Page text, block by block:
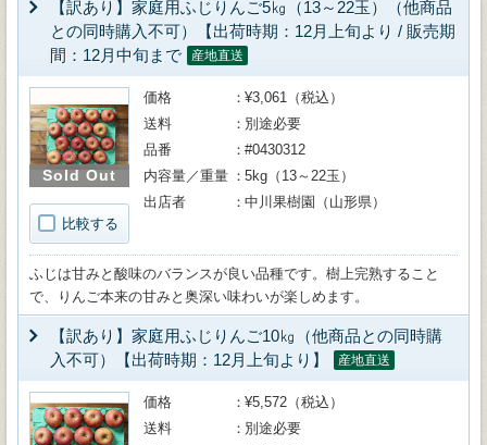
【訳あり】家庭用ふじりんご5㎏（13～22玉）（他商品
との同時購入不可）【出荷時期：12月上旬より / 販売期
間：12月中旬まで
産地直送
Sold Out
比較する
価格
¥3,061（税込）
送料
別途必要
品番
#0430312
内容量／重量
5kg（13～22玉）
出店者
中川果樹園（山形県）
ふじは甘みと酸味のバランスが良い品種です。樹上完熟すること
で、りんご本来の甘みと奥深い味わいが楽しめます。
【訳あり】家庭用ふじりんご10㎏（他商品との同時購
入不可）【出荷時期：12月上旬より】
産地直送
価格
¥5,572（税込）
送料
別途必要